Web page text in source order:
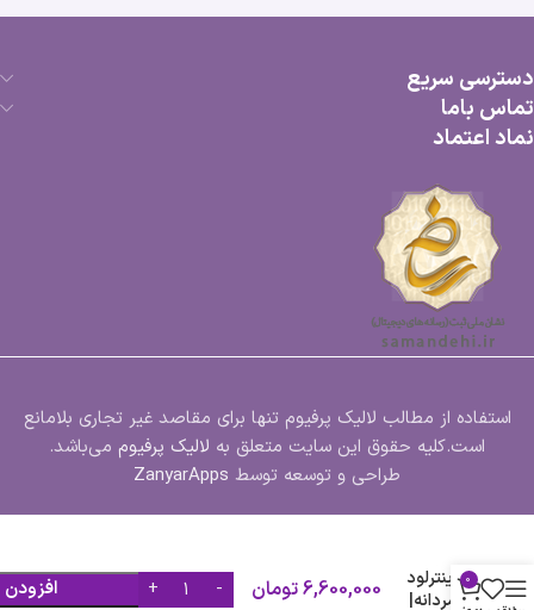
دسترسی سریع
تماس باما
نماد اعتماد
استفاده از مطالب لالیک پرفیوم تنها برای مقاصد غیر تجاری بلامانع
است.کلیه حقوق این سایت متعلق به لالیک پرفیوم می‌باشد.
طراحی و توسعه توسط ZanyarApps
اینترلود
مردانه|
6,600,000تومان 0